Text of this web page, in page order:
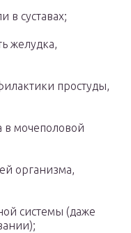
в суставах;
желудка,
простуды,
в мочеполовой
организма,
системы (даже